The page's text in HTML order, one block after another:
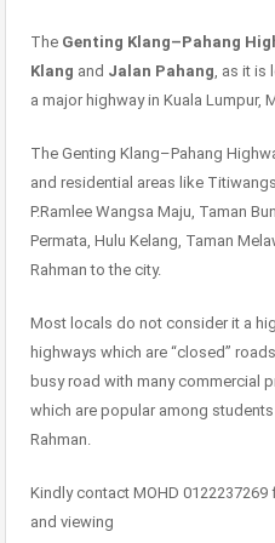
The Genting Klang–Pahang
Klang and Jalan Pahang, as it is
a major highway in Kuala Lumpur,
The Genting Klang–Pahang
and residential areas like
P.Ramlee Wangsa Maju, Taman
Permata, Hulu Kelang, Taman
Rahman to the city.
Most locals do not consider it a
highways which are “closed”
busy road with many commercial
which are popular among
Rahman.
Kindly contact MOHD 0122237269
and viewing